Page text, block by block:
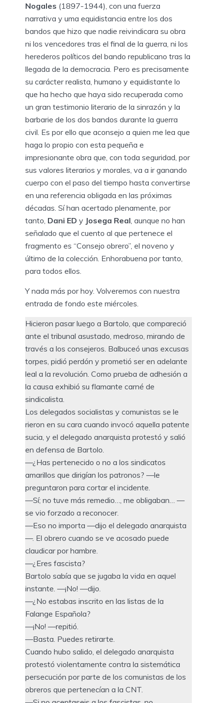
Nogales (1897-1944), con una fuerza
narrativa y uma equidistancia entre los dos
bandos que hizo que nadie reivindicara su obra
ni los vencedores tras el final de la guerra, ni los
herederos políticos del bando republicano tras la
llegada de la democracia. Pero es precisamente
su carácter realista, humano y equidistante lo
que ha hecho que haya sido recuperada como
un gran testimonio literario de la sinrazón y la
barbarie de los dos bandos durante la guerra
civil. Es por ello que aconsejo a quien me lea que
haga lo propio con esta pequeña e
impresionante obra que, con toda seguridad, por
sus valores literarios y morales, va a ir ganando
cuerpo con el paso del tiempo hasta convertirse
en una referencia obligada en las próximas
décadas. Sí han acertado plenamente, por
tanto, Dani ED y Josega Real , aunque no han
señalado que el cuento al que pertenece el
fragmento es “Consejo obrero”, el noveno y
último de la colección. Enhorabuena por tanto,
para todos ellos.
Y nada más por hoy. Volveremos con nuestra
entrada de fondo este miércoles.
Hicieron pasar luego a Bartolo, que compareció
ante el tribunal asustado, medroso, mirando de
través a los consejeros. Balbuceó unas excusas
torpes, pidió perdón y prometió ser en adelante
leal a la revolución. Como prueba de adhesión a
la causa exhibió su flamante carné de
sindicalista.
Los delegados socialistas y comunistas se le
rieron en su cara cuando invocó aquella patente
sucia, y el delegado anarquista protestó y salió
en defensa de Bartolo.
—¿Has pertenecido o no a los sindicatos
amarillos que dirigían los patronos? —le
preguntaron para cortar el incidente.
—Sí; no tuve más remedio…, me obligaban… —
se vio forzado a reconocer.
—Eso no importa —dijo el delegado anarquista
—. El obrero cuando se ve acosado puede
claudicar por hambre.
—¿Eres fascista?
Bartolo sabía que se jugaba la vida en aquel
instante. —¡No! —dijo.
—¿No estabas inscrito en las listas de la
Falange Española?
—¡No! —repitió.
—Basta. Puedes retirarte.
Cuando hubo salido, el delegado anarquista
protestó violentamente contra la sistemática
persecución por parte de los comunistas de los
obreros que pertenecían a la CNT.